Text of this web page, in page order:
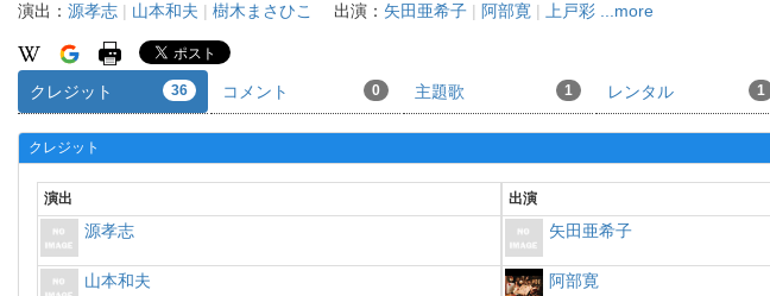
演出： 源孝志 | 山本和夫 | 樹木まさひこ 出演： 矢田亜希子 | 阿部寛 | 上戸彩 ...more
クレジット 36 コメント 0 主題歌 1 レンタル 1
クレジット
演出
源孝志
山本和夫
出演
矢田亜希子
阿部寛